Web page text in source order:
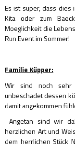
Es ist super, dass dies
Kita oder zum
Moeglichkeit die
Run Event im Sommer!
Familie Küpper:
Wir sind noch sehr
unbeschadet dessen
damit angekommen
Angetan sind wir
herzlichen Art und
dem herrlichen Stück